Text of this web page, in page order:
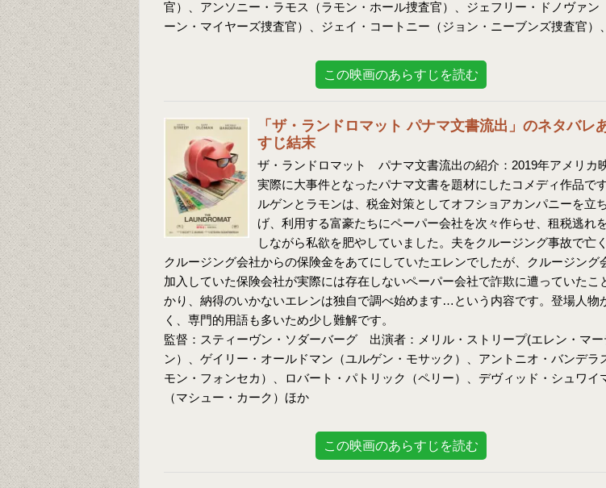
官）、アンソニー・ラモス（ラモン・ホール捜査官）、ジェフリー・ドノヴァン
ーン・マイヤーズ捜査官）、ジェイ・コートニー（ジョン・ニーブンズ捜査官）
この映画のあらすじを読む
「ザ・ランドロマット パナマ文書流出」のネタバレ
すじ結末
ザ・ランドロマット パナマ文書流出の紹介：2019年アメリカ映
実際に大事件となったパナマ文書を題材にしたコメディ作品で
ルゲンとラモンは、税金対策としてオフショアカンパニーを立
げ、利用する富豪たちにペーパー会社を次々作らせ、租税逃れ
しながら私欲を肥やしていました。夫をクルージング事故で亡く
クルージング会社からの保険金をあてにしていたエレンでしたが、クルージング
加入していた保険会社が実際には存在しないペーパー会社で詐欺に遭っていたこ
かり、納得のいかないエレンは独自で調べ始めます…という内容です。登場人物
く、専門的用語も多いため少し難解です。
監督：スティーヴン・ソダーバーグ 出演者：メリル・ストリープ(エレン・マー
ン）、ゲイリー・オールドマン（ユルゲン・モサック）、アントニオ・バンデラ
モン・フォンセカ）、ロバート・パトリック（ペリー）、デヴィッド・シュワイ
（マシュー・カーク）ほか
この映画のあらすじを読む